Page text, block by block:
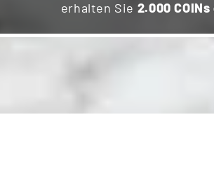
erhalten Sie 2.000